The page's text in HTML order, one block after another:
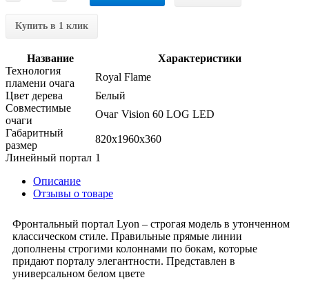
Купить в 1 клик
Название
Характеристики
Технология
пламени очага
Royal Flame
Цвет дерева
Белый
Совместимые
очаги
Очаг Vision 60 LOG LED
Габаритный
размер
820x1960x360
Линейный портал 1
Описание
Отзывы о товаре
Фронтальный портал Lyon – строгая модель в утонченном
классическом стиле. Правильные прямые линии
дополнены строгими колоннами по бокам, которые
придают порталу элегантности. Представлен в
универсальном белом цвете